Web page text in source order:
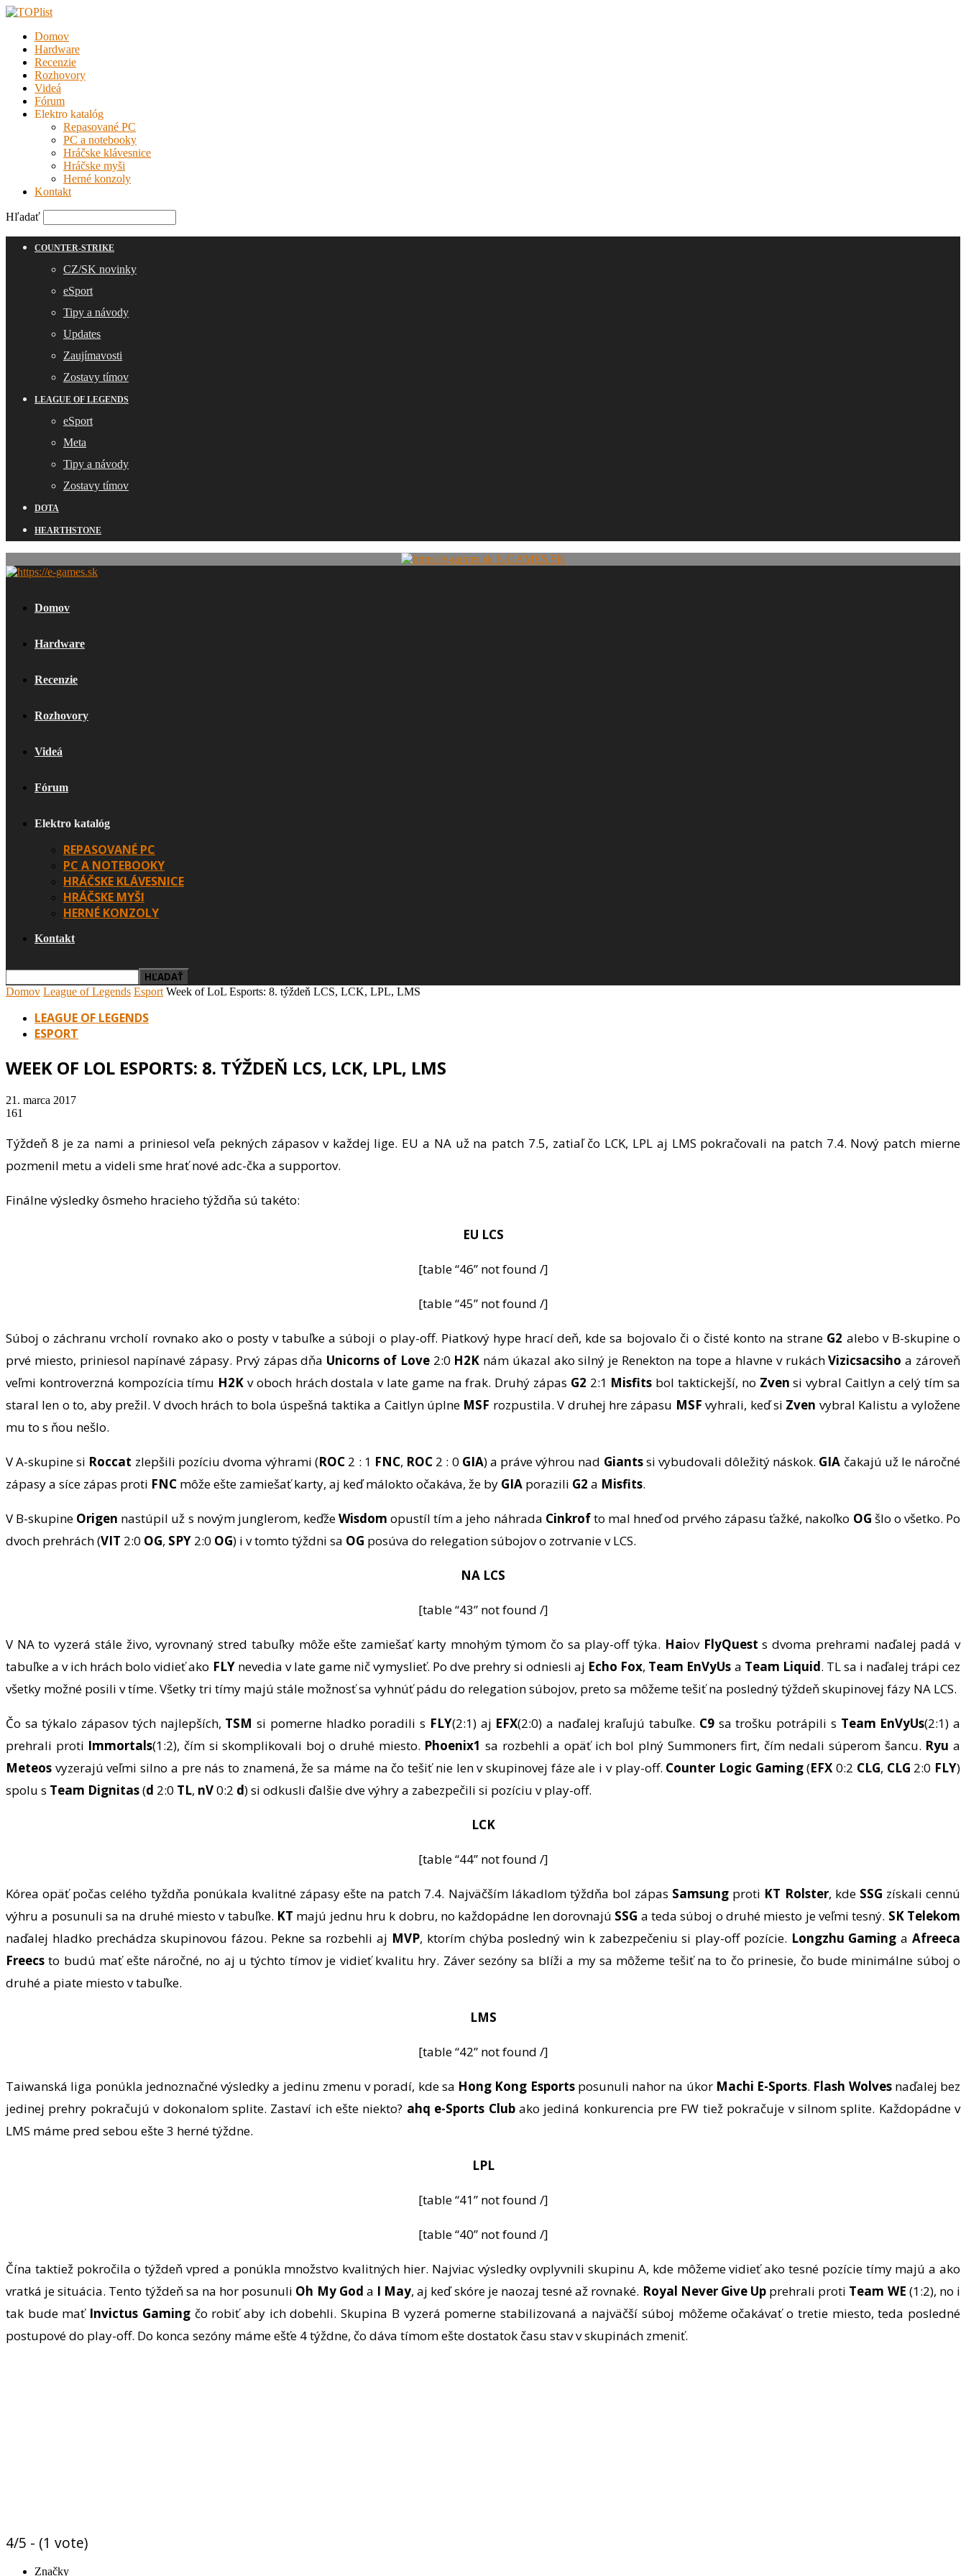
Domov
Hardware
Recenzie
Rozhovory
Videá
Fórum
Elektro katalóg
Repasované PC
PC a notebooky
Hráčske klávesnice
Hráčske myši
Herné konzoly
Kontakt
Hľadať
COUNTER-STRIKE
CZ/SK novinky
eSport
Tipy a návody
Updates
Zaujímavosti
Zostavy tímov
LEAGUE OF LEGENDS
eSport
Meta
Tipy a návody
Zostavy tímov
DOTA
HEARTHSTONE
E-GAMES.SK
Domov
Hardware
Recenzie
Rozhovory
Videá
Fórum
Elektro katalóg
REPASOVANÉ PC
PC A NOTEBOOKY
HRÁČSKE KLÁVESNICE
HRÁČSKE MYŠI
HERNÉ KONZOLY
Kontakt
Domov League of Legends Esport Week of LoL Esports: 8. týždeň LCS, LCK, LPL, LMS
LEAGUE OF LEGENDS
ESPORT
WEEK OF LOL ESPORTS: 8. TÝŽDEŇ LCS, LCK, LPL, LMS
21. marca 2017
161
Týždeň 8 je za nami a priniesol veľa pekných zápasov v každej lige. EU a NA už na patch 7.5, zatiaľ čo LCK, LPL aj LMS pokračovali na patch 7.4. Nový patch mierne
pozmenil metu a videli sme hrať nové adc-čka a supportov.
Finálne výsledky ôsmeho hracieho týždňa sú takéto:
EU LCS
[table “46” not found /]
[table “45” not found /]
Súboj o záchranu vrcholí rovnako ako o posty v tabuľke a súboji o play-off. Piatkový hype hrací deň, kde sa bojovalo či o čisté konto na strane G2 alebo v B-skupine o
prvé miesto, priniesol napínavé zápasy. Prvý zápas dňa Unicorns of Love2:0 H2K nám úkazal ako silný je Renekton na tope a hlavne v rukáchVizicsacsiho a zároveň
veľmi kontroverzná kompozícia tímu H2K v oboch hrách dostala v late game na frak. Druhý zápas G2 2:1 Misfits bol taktickejší, no Zven si vybral Caitlyn a celý tím sa
staral len o to, aby prežil. V dvoch hrách to bola úspešná taktika a Caitlyn úplne MSF rozpustila. V druhej hre zápasu MSF vyhrali, keď si Zven vybral Kalistu a vyložene
mu to s ňou nešlo.
V A-skupine si Roccat zlepšili pozíciu dvoma výhrami (ROC 2 : 1 FNC, ROC 2 : 0 GIA) a práve výhrou nad Giantssi vybudovali dôležitý náskok. GIA čakajú už le náročné
zápasy a síce zápas proti FNC môže ešte zamiešať karty, aj keď málokto očakáva, že by GIA porazili G2 a Misfits.
V B-skupine Origen nastúpil už s novým junglerom, keďžeWisdom opustíl tím a jeho náhrada Cinkrofto mal hneď od prvého zápasu ťažké, nakoľko OG šlo o všetko. Po
dvoch prehrách (VIT 2:0 OG, SPY 2:0 OG) i v tomto týždni sa OG posúva do relegation súbojov o zotrvanie v LCS.
NA LCS
[table “43” not found /]
V NA to vyzerá stále živo, vyrovnaný stred tabuľky môže ešte zamiešať karty mnohým týmom čo sa play-off týka. Haiov FlyQuest s dvoma prehrami naďalej padá v
tabuľke a v ich hrách bolo vidieť ako FLYnevedia v late game nič vymyslieť. Po dve prehry si odniesli aj Echo Fox, Team EnVyUs a Team Liquid. TL sa i naďalej trápi cez
všetky možné posili v tíme. Všetky tri tímy majú stále možnosť sa vyhnúť pádu do relegation súbojov, preto sa môžeme tešiť na posledný týždeň skupinovej fázy NA LCS.
Čo sa týkalo zápasov tých najlepších, TSM si pomerne hladko poradili s FLY(2:1) aj EFX(2:0) a naďalej kraľujú tabuľke. C9sa trošku potrápili s Team EnVyUs(2:1) a
prehrali proti Immortals(1:2), čím si skomplikovali boj o druhé miesto. Phoenix1 sa rozbehli a opäť ich bol plný Summoners firt, čím nedali súperom šancu. Ryu a
Meteos vyzerajú veľmi silno a pre nás to znamená, že sa máme na čo tešiť nie len v skupinovej fáze ale i v play-off. Counter Logic Gaming(EFX0:2 CLG, CLG 2:0 FLY)
spolu s Team Dignitas(d 2:0 TL, nV0:2 d) si odkusli ďalšie dve výhry a zabezpečili si pozíciu v play-off.
LCK
[table “44” not found /]
Kórea opäť počas celého tyždňa ponúkala kvalitné zápasy ešte na patch 7.4. Najväčším lákadlom týždňa bol zápas Samsung proti KT Rolster, kde SSG získali cennú
výhru a posunuli sa na druhé miesto v tabuľke. KT majú jednu hru k dobru, no každopádne len dorovnajú SSG a teda súboj o druhé miesto je veľmi tesný. SK Telekom
naďalej hladko prechádza skupinovou fázou. Pekne sa rozbehli aj MVP, ktorím chýba posledný win k zabezpečeniu si play-off pozície. Longzhu Gaming aAfreeca
Freecs to budú mať ešte náročné, no aj u týchto tímov je vidieť kvalitu hry. Záver sezóny sa blíži a my sa môžeme tešiť na to čo prinesie, čo bude minimálne súboj o
druhé a piate miesto v tabuľke.
LMS
[table “42” not found /]
Taiwanská liga ponúkla jednoznačné výsledky a jedinu zmenu v poradí, kde sa Hong Kong Esportsposunuli nahor na úkor Machi E-Sports. Flash Wolvesnaďalej bez
jedinej prehry pokračujú v dokonalom splite. Zastaví ich ešte niekto? ahq e-Sports Clubako jediná konkurencia pre FW tiež pokračuje v silnom splite. Každopádne v
LMS máme pred sebou ešte 3 herné týždne.
LPL
[table “41” not found /]
[table “40” not found /]
Čína taktiež pokročila o týždeň vpred a ponúkla množstvo kvalitných hier. Najviac výsledky ovplyvnili skupinu A, kde môžeme vidieť ako tesné pozície tímy majú a ako
vratká je situácia. Tento týždeň sa na hor posunuli Oh My God a I May, aj keď skóre je naozaj tesné až rovnaké. Royal Never Give Up prehrali proti Team WE (1:2), no i
tak bude mať Invictus Gamingčo robiť aby ich dobehli. Skupina B vyzerá pomerne stabilizovaná a najväčší súboj môžeme očakávať o tretie miesto, teda posledné
postupové do play-off. Do konca sezóny máme ešťe 4 týždne, čo dáva tímom ešte dostatok času stav v skupinách zmeniť.
4/5 - (1 vote)
Značky